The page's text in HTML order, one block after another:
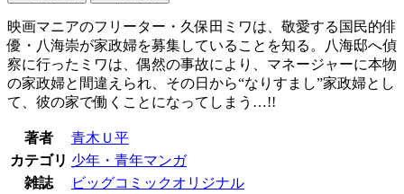
映画マニアのフリーター・久保田ミワは、敬愛する国民的俳
優・八海崇が家政婦を募集していることを知る。八海邸へ偵
察に行ったミワは、偶然の事故により、マネージャーに本物
の家政婦と間違えられ、その日から“なりすまし”家政婦とし
て、彼の家で働くことになってしまう…!!
著者
青木Ｕ平
カテゴリ 少年・青年マンガ
雑誌
ビッグコミックオリジナル